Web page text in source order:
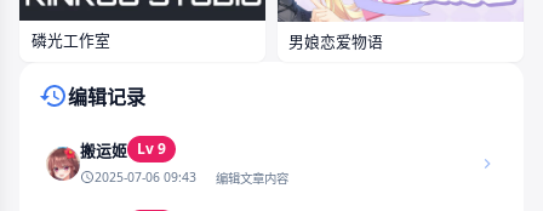
磷光工作室 男娘恋爱物语
编辑记录
搬运姬 Lv 9
2025-07-06 09:43 编辑文章内容